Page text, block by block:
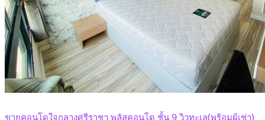
ขายคอนโดใจกลางศรีราชา พลัสคอนโด ชั้น 9 วิวทะเล(พร้อมผู้เช่า)